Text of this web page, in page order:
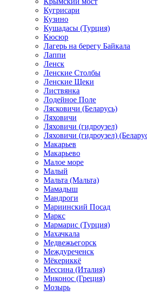
Кугрисари
Кузино
Кушадасы (Турция)
Кюсюр
Лагерь на берегу Байкала
Лаппи
Ленск
Ленские Столбы
Ленские Щеки
Листвянка
Лодейное Поле
Лясковичи (Беларусь)
Ляховичи
Ляховичи (гидроузел)
Ляховичи (гидроузел)
Макарьев
Макарьево
Малое море
Малый
Мальта (Мальта)
Мамадыш
Мандроги
Мариинский Посад
Маркс
Мармарис (Турция)
Махачкала
Медвежьегорск
Междуреченск
Мёкериккё
Мессина (Италия)
Миконос (Греция)
Мозырь